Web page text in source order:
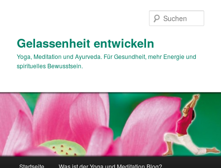
Gelassenheit entwickeln
Yoga, Meditation und Ayurveda. Für Gesundheit, mehr Energie und
spirituelles Bewusstsein.
Startseite Was ist der Yoga und Meditation Blog?